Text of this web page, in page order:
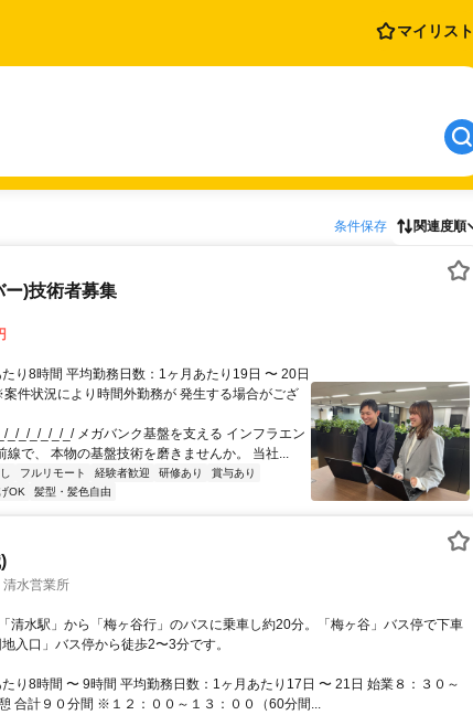
マイリスト
条件保存 関連度順
ー)技術者募集
り8時間 平均勤務日数：1ヶ月あたり19日 〜 20日
件状況により時間外勤務が 発生する場合がござ
_/_/_/_/_/_/ メガバンク基盤を支える インフラエン
線で、 本物の基盤技術を磨きませんか。 当社...
フルリモート 経験者歓迎 研修あり
賞与あり
OK 髪型・髪色自由
水営業所
清水駅」から「梅ヶ谷行」のバスに乗車し約20分。「梅ヶ谷」バス停で下車
入口」バス停から徒歩2〜3分です。
り8時間 〜 9時間 平均勤務日数：1ヶ月あたり17日 〜 21日 始業８：３０～
合計９０分間 ※１２：００～１３：００（60分間...